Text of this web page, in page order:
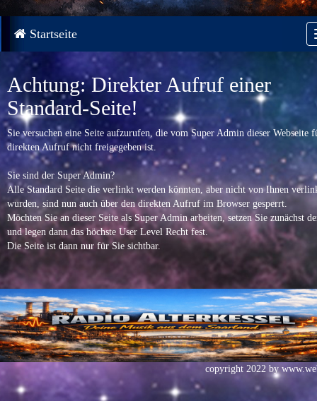
Startseite
Achtung: Direkter Aufruf einer
Standard-Seite!
Sie versuchen eine Seite aufzurufen, die vom Super Admin dieser Webseite
direkten Aufruf nicht freigegeben ist.
Sie sind der Super Admin?
Alle Standard Seite die verlinkt werden könnten, aber nicht von Ihnen
wurden, sind nun auch über den direkten Aufruf im Browser gesperrt.
Möchten Sie an dieser Seite als Super Admin arbeiten, setzen Sie zunächst
und legen dann das höchste User Level Recht fest.
Die Seite ist dann nur für Sie sichtbar.
copyright 2022 by